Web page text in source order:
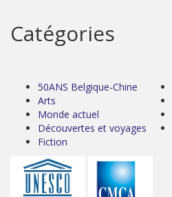
Catégories
50ANS Belgique-Chine
Arts
Monde actuel
Découvertes et voyages
Fiction